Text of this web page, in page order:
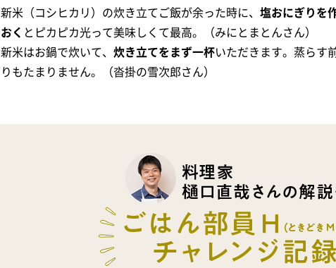
新米（コシヒカリ）の炊き立てご飯が余った時に、 塩おにぎりを
おく とピカピカ光って美味しくて最高。（みにとまとんさん）
新米はお鍋で炊いて、 炊き立てをまず一杯いただきます。蒸らす
りもたまりません。（沓掛の雪次郎さん）